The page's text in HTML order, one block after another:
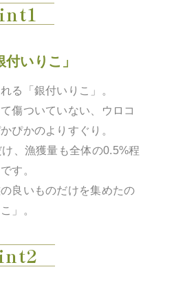
いりこ」
る「銀付いりこ」。
傷ついていない、ウロコ
ぴかのよりすぐり。
、漁獲量も全体の0.5%程
す。
良いものだけを集めたの
」。